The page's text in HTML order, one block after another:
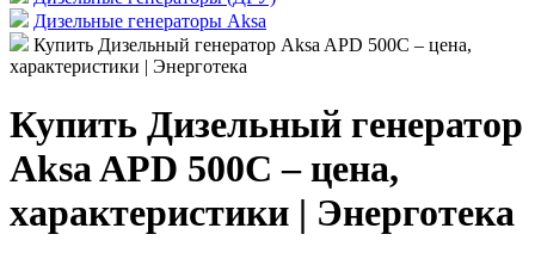
Дизельные генераторы Aksa
Купить Дизельный генератор Aksa APD 500C – цена,
характеристики | Энерготека
Купить Дизельный генератор
Aksa APD 500C – цена,
характеристики | Энерготека